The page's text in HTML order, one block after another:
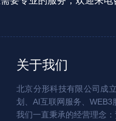
关于我们
北京分形科技有限公司成
划、AI互联网服务、
我们一直秉承的经营理念